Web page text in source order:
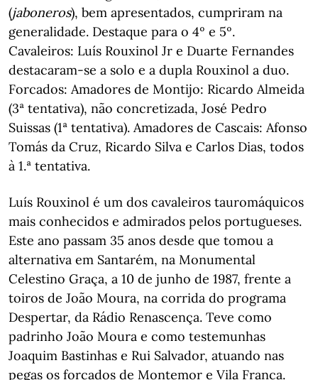
(jaboneros), bem apresentados, cumpriram na
generalidade. Destaque para o 4º e 5º.
Cavaleiros: Luís Rouxinol Jr e Duarte Fernandes
destacaram-se a solo e a dupla Rouxinol a duo.
Forcados: Amadores de Montijo: Ricardo Almeida
(3ª tentativa), não concretizada, José Pedro
Suissas (1ª tentativa). Amadores de Cascais: Afonso
Tomás da Cruz, Ricardo Silva e Carlos Dias, todos
à 1.ª tentativa.
Luís Rouxinol é um dos cavaleiros tauromáquicos
mais conhecidos e admirados pelos portugueses.
Este ano passam 35 anos desde que tomou a
alternativa em Santarém, na Monumental
Celestino Graça, a 10 de junho de 1987, frente a
toiros de João Moura, na corrida do programa
Despertar, da Rádio Renascença. Teve como
padrinho João Moura e como testemunhas
Joaquim Bastinhas e Rui Salvador, atuando nas
pegas os forcados de Montemor e Vila Franca.